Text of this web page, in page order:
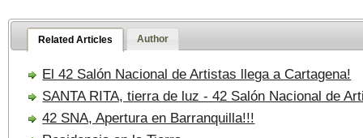
Related Articles Author
El 42 Salón Nacional de Artistas llega a Cartagena!
SANTA RITA, tierra de luz - 42 Salón Nacional de
42 SNA, Apertura en Barranquilla!!!